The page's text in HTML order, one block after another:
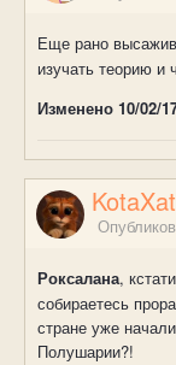
Еще рано
изучать теорию
Изменено 10/02/
Роксалана,
собираетесь
стране уже
Полушарии?!